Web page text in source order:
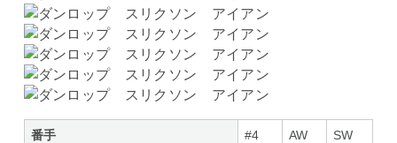
番手 #4 AW SW